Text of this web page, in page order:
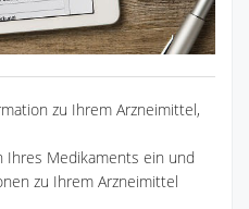
zu Ihrem Arzneimittel,
Ihres Medikaments ein und
zu Ihrem Arzneimittel